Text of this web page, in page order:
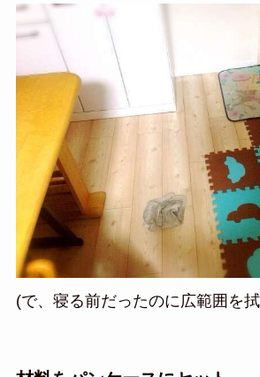
(で、寝る前だったのに広範囲を